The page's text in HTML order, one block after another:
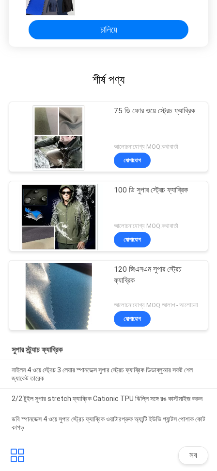
চালিয়ে
শীর্ষ পণ্য
75 ডি ফোর ওয়ে স্ট্রেচ ফ্যাব্রিক
আলোচনাযোগ্য MOQ:কথাবার্তা
যোগাযোগ
100 ডি সুপার স্ট্রেচ ফ্যাব্রিক
আলোচনাযোগ্য MOQ:কথাবার্তা
যোগাযোগ
120 জিএসএম সুপার স্ট্রেচ
ফ্যাব্রিক
আলোচনাযোগ্য MOQ:আলাপ - আলোচনা
যোগাযোগ
সুপার স্ট্র্যাচ ফ্যাব্রিক
নাইলন 4 ওয়ে স্ট্রেচ 3 লেয়ার স্পানডেক্স সুপার স্ট্রেচ ফ্যাব্রিক ডিডাব্লুআর সফট শেল
জ্যাকেট তারেক
2/2 টুইল সুপার stretch ফ্যাব্রিক Cationic TPU ঝিল্লি সঙ্গে রঙ কাস্টমাইজ করুন
ডবি স্পানডেক্স 4 ওয়ে সুপার স্ট্রেচ ফ্যাব্রিক ওয়াটারপ্রুফ অ্যান্টি ইউভি প্যান্টস পোশাক কোট
কাপড়
সব